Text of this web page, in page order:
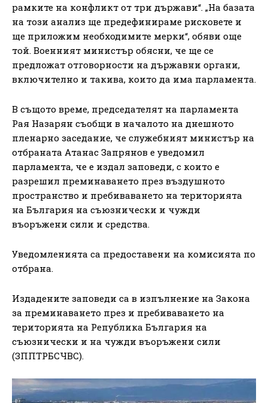
рамките на конфликт от три държави“. „На базата
на този анализ ще предефинираме рисковете и
ще приложим необходимите мерки“, обяви още
той. Военният министър обясни, че ще се
предложат отговорности на държавни органи,
включително и такива, които да има парламента.
В същото време, председателят на парламента
Рая Назарян съобщи в началото на днешното
пленарно заседание, че служебният министър на
отбраната Атанас Запрянов е уведомил
парламента, че е издал заповеди, с които е
разрешил преминаването през въздушното
пространство и пребиваването на територията
на България на съюзнически и чужди
въоръжени сили и средства.
Уведомленията са предоставени на комисията по
отбрана.
Издадените заповеди са в изпълнение на Закона
за преминаването през и пребиваването на
територията на Република България на
съюзнически и на чужди въоръжени сили
(ЗППТРБСЧВС).